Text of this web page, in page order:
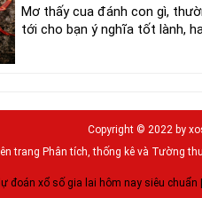
Mơ thấy cua đánh con gì,
tới cho bạn ý nghĩa tốt lành,
Copyright © 2022 by
trang Phân tích, thống kê và Tường
đoán xổ số gia lai hôm nay siêu chuẩn |